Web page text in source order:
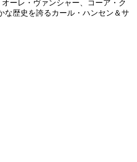
ーレ・ヴァンシャー、コーア・ク
な歴史を誇るカール・ハンセン＆サ